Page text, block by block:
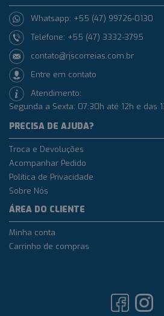
Whatsapp: +55 (47) 99726-0130
Telefone: +55 (47) 3332-3795
contato@rjscorreias.com.br
Entre em contato
Atendimento:
Segunda a Sexta: 07:30h até 12h e das
PRECISA DE AJUDA?
Troca e Devoluções
Acompanhar Pedido
Política de Privacidade
Sobre Nós
ÁREA DO CLIENTE
Minha conta
Carrinho de compras